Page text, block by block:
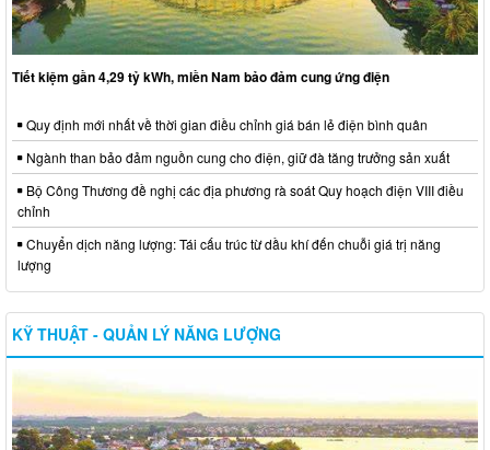
Tiết kiệm gần 4,29 tỷ kWh, miền Nam bảo đảm cung ứng điện
Quy định mới nhất về thời gian điều chỉnh giá bán lẻ điện bình quân
Ngành than bảo đảm nguồn cung cho điện, giữ đà tăng trưởng sản xuất
Bộ Công Thương đề nghị các địa phương rà soát Quy hoạch điện VIII điều
chỉnh
Chuyển dịch năng lượng: Tái cấu trúc từ dầu khí đến chuỗi giá trị năng
lượng
KỸ THUẬT - QUẢN LÝ NĂNG LƯỢNG